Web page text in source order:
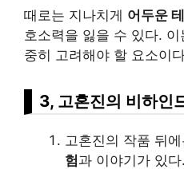
때로는 지나치게 어두운
호소력을 잃을 수 있다.
중히 고려해야 할 요소이
3, 고혼진의 비하인
고혼진의 작품 뒤
험과 이야기가 있다.